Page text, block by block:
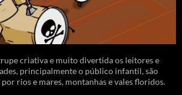
criativa e muito divertida os leitores e
principalmente o público infantil, são
por rios e mares, montanhas e vales floridos.